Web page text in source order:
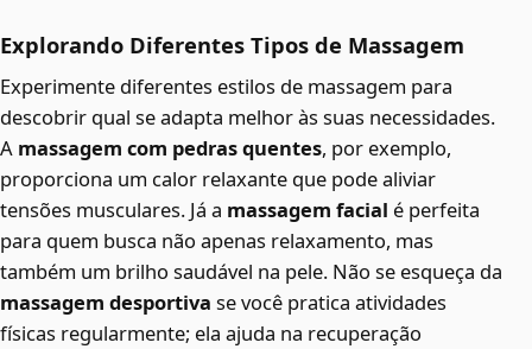
Explorando Diferentes Tipos de Massagem
Experimente diferentes estilos de massagem para
descobrir qual se adapta melhor às suas necessidades.
A massagem com pedras quentes, por exemplo,
proporciona um calor relaxante que pode aliviar
tensões musculares. Já a massagem facial é perfeita
para quem busca não apenas relaxamento, mas
também um brilho saudável na pele. Não se esqueça da
massagem desportiva se você pratica atividades
físicas regularmente; ela ajuda na recuperação